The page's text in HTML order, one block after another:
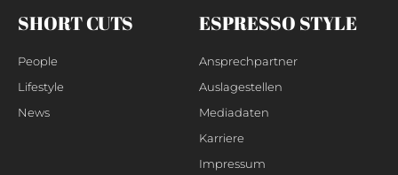
SHORT CUTS
People
Lifestyle
News
ESPRESSO STYLE
Ansprechpartner
Auslagestellen
Mediadaten
Karriere
Impressum